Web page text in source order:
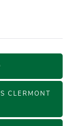
CLERMONT